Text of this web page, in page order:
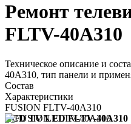
Ремонт
FLTV-40A310
Техническое описание и
40A310, тип панели и
Состав
Характеристики
FUSION FLTV-40A310
LCD TV LED FLTV-40A310